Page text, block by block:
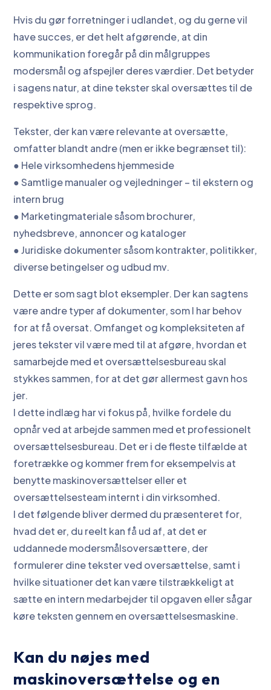
Hvis du gør forretninger i udlandet, og du gerne vil
have succes, er det helt afgørende, at din
kommunikation foregår på din målgruppes
modersmål og afspejler deres værdier. Det betyder
i sagens natur, at dine tekster skal oversættes til de
respektive sprog.
Tekster, der kan være relevante at oversætte,
omfatter blandt andre (men er ikke begrænset til):
● Hele virksomhedens hjemmeside
● Samtlige manualer og vejledninger – til ekstern og
intern brug
● Marketingmateriale såsom brochurer,
nyhedsbreve, annoncer og kataloger
● Juridiske dokumenter såsom kontrakter, politikker,
diverse betingelser og udbud mv.
Dette er som sagt blot eksempler. Der kan sagtens
være andre typer af dokumenter, som I har behov
for at få oversat. Omfanget og kompleksiteten af
jeres tekster vil være med til at afgøre, hvordan et
samarbejde med et oversættelsesbureau skal
stykkes sammen, for at det gør allermest gavn hos
jer.
I dette indlæg har vi fokus på, hvilke fordele du
opnår ved at arbejde sammen med et professionelt
oversættelsesbureau. Det er i de fleste tilfælde at
foretrække og kommer frem for eksempelvis at
benytte maskinoversættelser eller et
oversættelsesteam internt i din virksomhed.
I det følgende bliver dermed du præsenteret for,
hvad det er, du reelt kan få ud af, at det er
uddannede modersmålsoversættere, der
formulerer dine tekster ved oversættelse, samt i
hvilke situationer det kan være tilstrækkeligt at
sætte en intern medarbejder til opgaven eller sågar
køre teksten gennem en oversættelsesmaskine.
Kan du nøjes med
maskinoversættelse og en